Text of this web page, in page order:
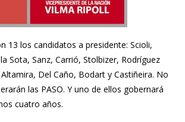
13 los candidatos a presidente: Scioli,
Sota, Sanz, Carrió, Stolbizer, Rodríguez
Del Caño, Bodart y Castiñeira. No
las PASO. Y uno de ellos gobernará
cuatro años.